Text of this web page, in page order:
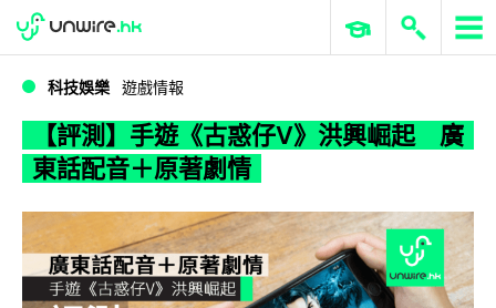
WWDC 2026 ERP 與商業 AI
科技娛樂 遊戲情報
【評測】手遊《古惑仔V》洪興崛起 廣
東話配音＋原著劇情